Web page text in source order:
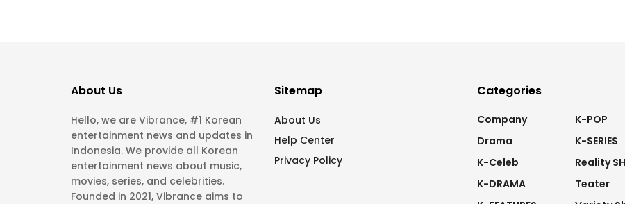
About Us
Hello, we are Vibrance, #1 Korean
entertainment news and updates in
Indonesia. We provide all Korean
entertainment news about music,
movies, series, and celebrities.
Founded in 2021, Vibrance aims to
Sitemap
About Us
Help Center
Privacy Policy
Categories
Company
Drama
K-Celeb
K-DRAMA
K-POP
K-SERIES
Reality
Teater